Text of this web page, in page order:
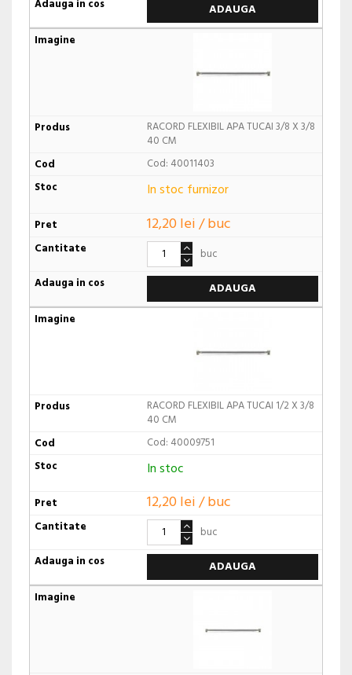
ADAUGA
RACORD FLEXIBIL APA TUCAI 3/8 X 3/8
40 CM
Cod: 40011403
In stoc furnizor
12,20 lei / buc
buc
ADAUGA
RACORD FLEXIBIL APA TUCAI 1/2 X 3/8
40 CM
Cod: 40009751
In stoc
12,20 lei / buc
buc
ADAUGA